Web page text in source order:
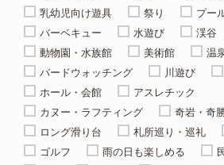
乳幼児向け遊具
祭り プー
バーベキュー
水遊び
渓谷
動物園・水族館
美術館 温
バードウォッチング
川遊び
ホール・会館
アスレチック
カヌー・ラフティング
奇岩・奇
ロング滑り台
札所巡り・巡礼
ゴルフ
雨の日も楽しめる